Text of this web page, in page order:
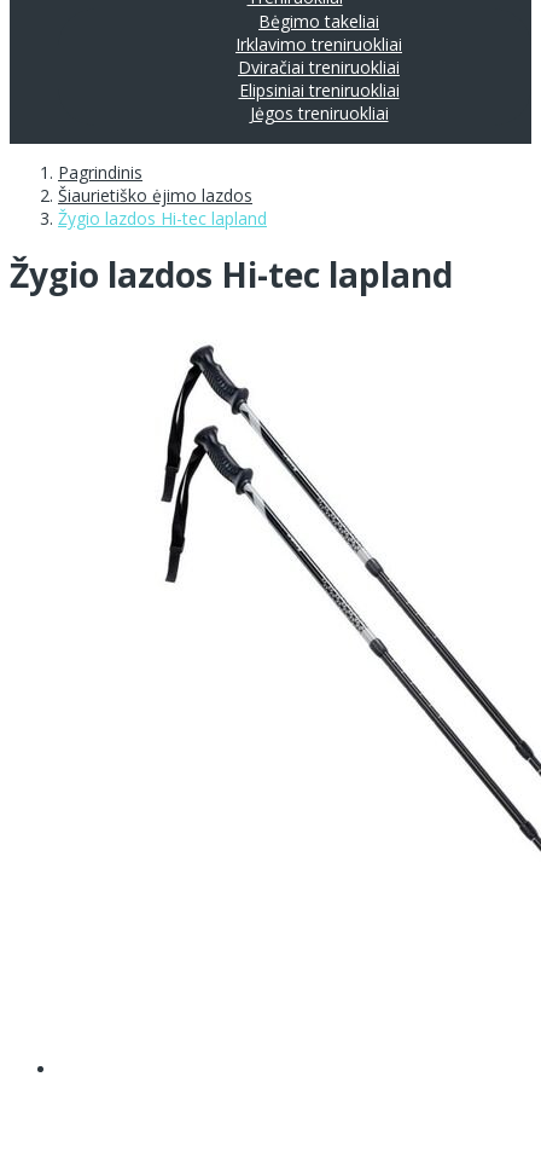
Bėgimo takeliai
Irklavimo treniruokliai
Dviračiai treniruokliai
Elipsiniai treniruokliai
Jėgos treniruokliai
Pagrindinis
Šiaurietiško ėjimo lazdos
Žygio lazdos Hi-tec lapland
Žygio lazdos Hi-tec lapland